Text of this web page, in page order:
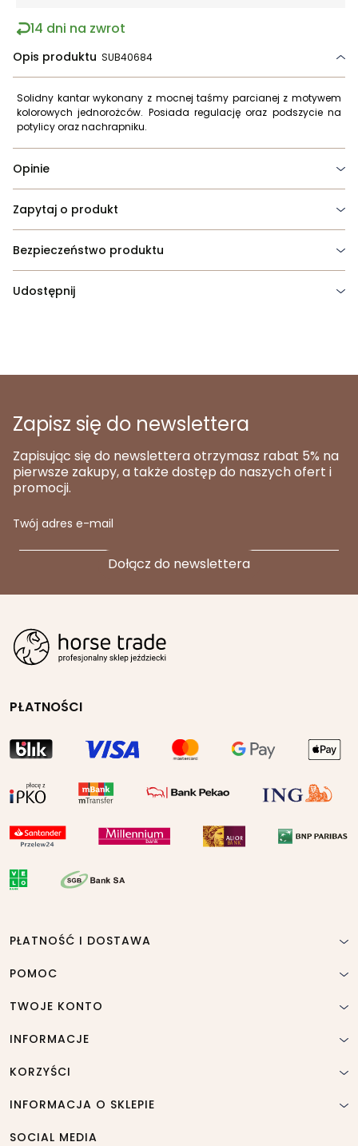
14 dni na zwrot
Opis produktu SUB40684
Solidny kantar wykonany z mocnej taśmy parcianej z motywem
kolorowych jednorożców. Posiada regulację oraz podszycie na
potylicy oraz nachrapniku.
Opinie
Zapytaj o produkt
Bezpieczeństwo produktu
Udostępnij
Zapisz się do newslettera
Zapisując się do newslettera otrzymasz rabat 5% na
pierwsze zakupy, a także dostęp do naszych ofert i
promocji.
Twój adres e-mail
PŁATNOŚCI
PŁATNOŚĆ I DOSTAWA
POMOC
TWOJE KONTO
INFORMACJE
KORZYŚCI
INFORMACJA O SKLEPIE
SOCIAL MEDIA